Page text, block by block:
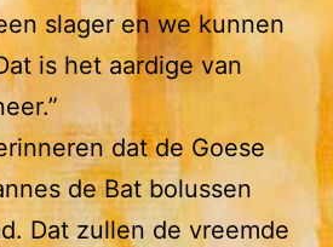
slager en we kunnen
is het aardige van
dat de Goese
de Bat bolussen
Dat zullen de vreemde